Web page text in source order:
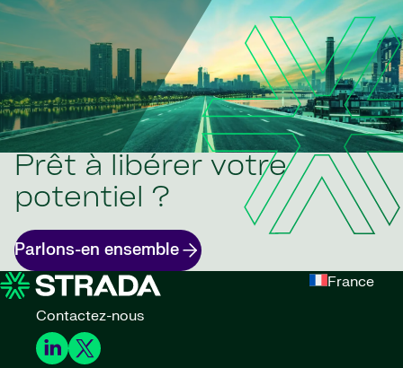
Prêt à libérer votre
potentiel ?
Parlons-en ensemble
France
Contactez-nous